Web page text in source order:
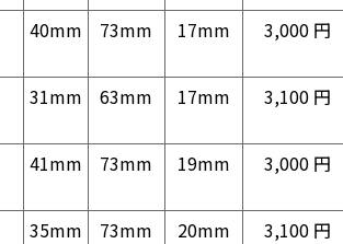
40mm 73mm 17mm 3,000 円
31mm 63mm 17mm 3,100 円
41mm 73mm 19mm 3,000 円
35mm 73mm 20mm 3,100 円